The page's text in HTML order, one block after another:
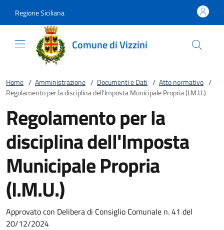
Regione Siciliana
Comune di Vizzini
Home / Amministrazione / Documenti e Dati / Atto normativo /
Regolamento per la disciplina dell'Imposta Municipale Propria (I.M.U.)
Regolamento per la
disciplina dell'Imposta
Municipale Propria
(I.M.U.)
Approvato con Delibera di Consiglio Comunale n. 41 del
20/12/2024